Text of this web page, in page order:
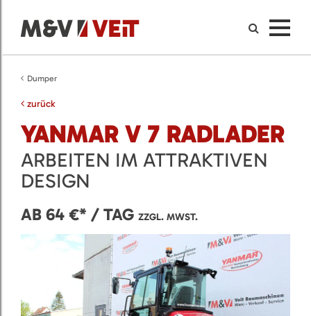
Dumper
zurück
YANMAR V 7 RADLADER
ARBEITEN IM ATTRAKTIVEN
DESIGN
AB 64 €* / TAG ZZGL. MWST.